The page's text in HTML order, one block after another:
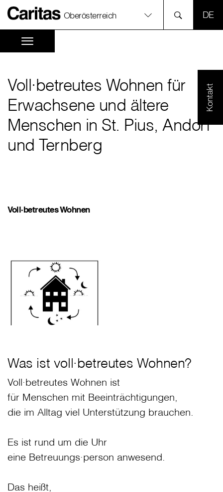
Oberösterreich
Kontakt
Voll∙betreutes Wohnen für
Erwachsene und ältere
Menschen in St. Pius, Andorf
und Ternberg
Voll∙betreutes Wohnen
Was ist voll∙betreutes Wohnen?
Voll∙betreutes Wohnen ist
für Menschen mit Beeinträchtigungen,
die im Alltag viel Unterstützung brauchen.
Es ist rund um die Uhr
eine Betreuungs∙person anwesend.
Das heißt,